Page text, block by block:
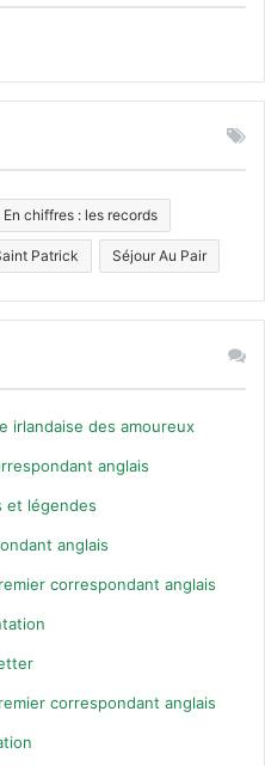
En chiffres : les records
Patrick Séjour Au Pair
irlandaise des amoureux
anglais
et légendes
anglais
correspondant anglais
correspondant anglais